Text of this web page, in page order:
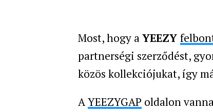
Most, hogy aYEEZY
partnerségi szerződést,
közös kollekciójukat, így
AYEEZYGAP oldalon